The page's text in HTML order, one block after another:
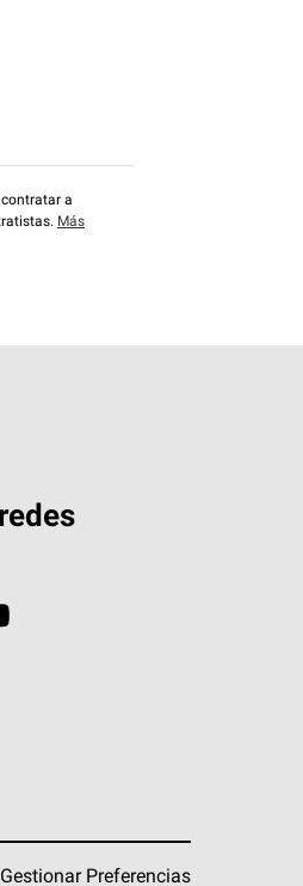
a
Más
Gestionar Preferencias